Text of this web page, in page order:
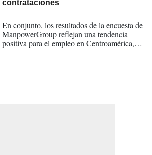
contrataciones
En conjunto, los resultados de la encuesta de
ManpowerGroup reflejan una tendencia
positiva para el empleo en Centroamérica,
vinculados a servicios, tecnología, turismo y